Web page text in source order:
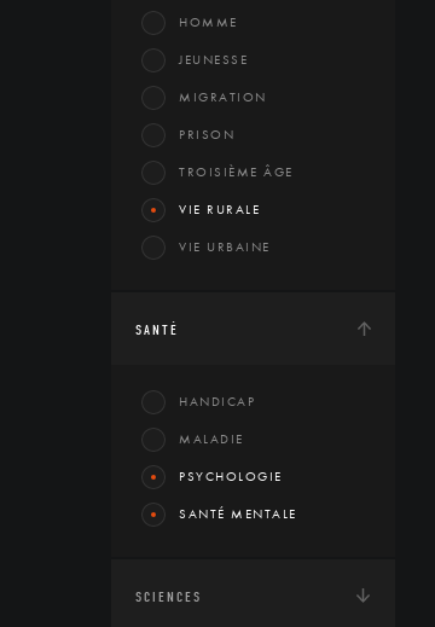
HOMME
JEUNESSE
MIGRATION
PRISON
TROISIÈME ÂGE
VIE RURALE
VIE URBAINE
SANTÉ
HANDICAP
MALADIE
PSYCHOLOGIE
SANTÉ MENTALE
SCIENCES